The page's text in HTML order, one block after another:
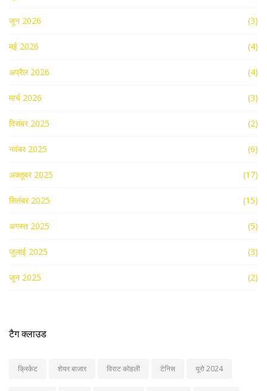
जून 2026 (3)
मई 2026 (4)
अप्रैल 2026 (4)
मार्च 2026 (3)
दिसंबर 2025 (2)
नवंबर 2025 (6)
अक्तूबर 2025 (17)
सितंबर 2025 (15)
अगस्त 2025 (5)
जुलाई 2025 (3)
जून 2025 (2)
टैग क्लाउड
क्रिकेट शेयर बाजार विराट कोहली टेनिस यूरो 2024